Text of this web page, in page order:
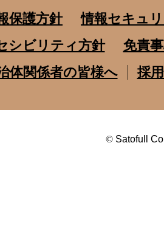
保護方針
情報セキュ
シビリティ方針
免責
体関係者の皆様へ
採
© Satofull